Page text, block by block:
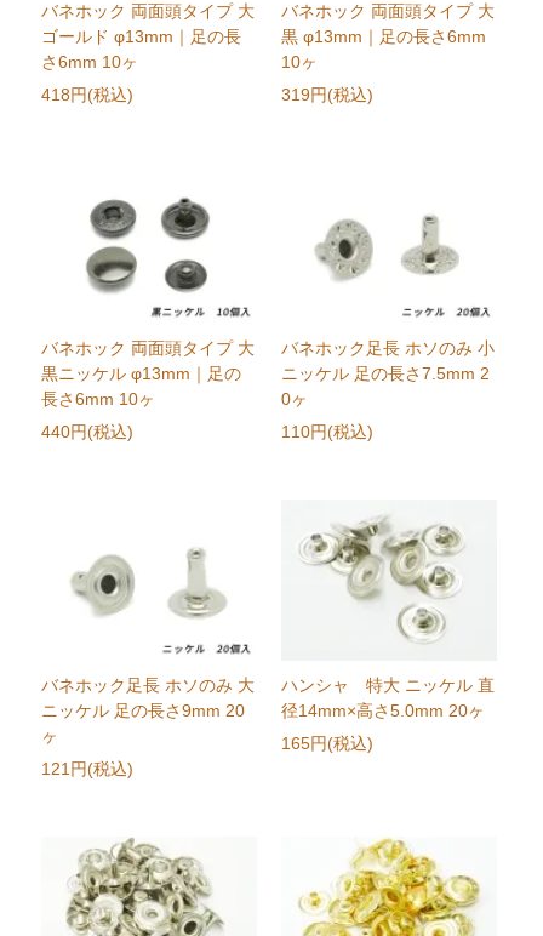
バネホック 両面頭タイプ 大
ゴールド φ13mm｜足の長
さ6mm 10ヶ
418円(税込)
バネホック 両面頭タイプ 大
黒 φ13mm｜足の長さ6mm
10ヶ
319円(税込)
バネホック 両面頭タイプ 大
黒ニッケル φ13mm｜足の
長さ6mm 10ヶ
440円(税込)
バネホック足長 ホソのみ 小
ニッケル 足の長さ7.5mm 2
0ヶ
110円(税込)
バネホック足長 ホソのみ 大
ニッケル 足の長さ9mm 20
ヶ
121円(税込)
ハンシャ 特大 ニッケル 直
径14mm×高さ5.0mm 20ヶ
165円(税込)